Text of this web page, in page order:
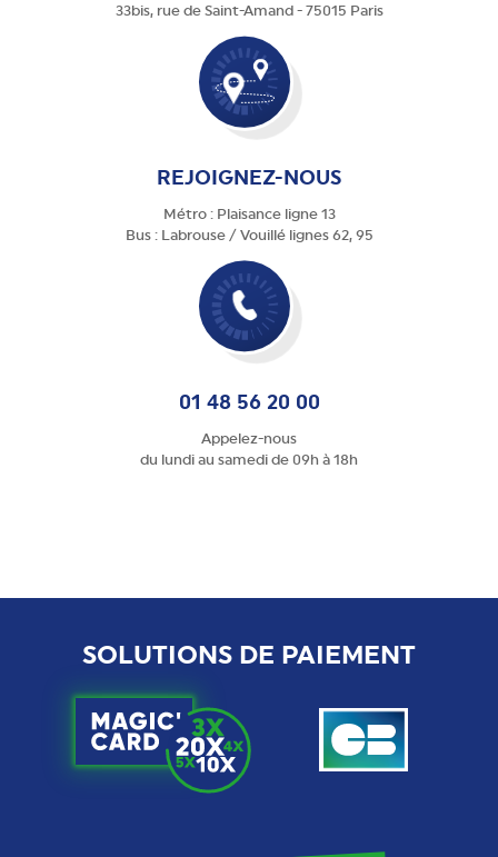
33bis, rue de Saint-Amand - 75015 Paris
REJOIGNEZ-NOUS
Métro : Plaisance ligne 13
Bus : Labrouse / Vouillé lignes 62, 95
01 48 56 20 00
Appelez-nous
du lundi au samedi de 09h à 18h
SOLUTIONS DE PAIEMENT